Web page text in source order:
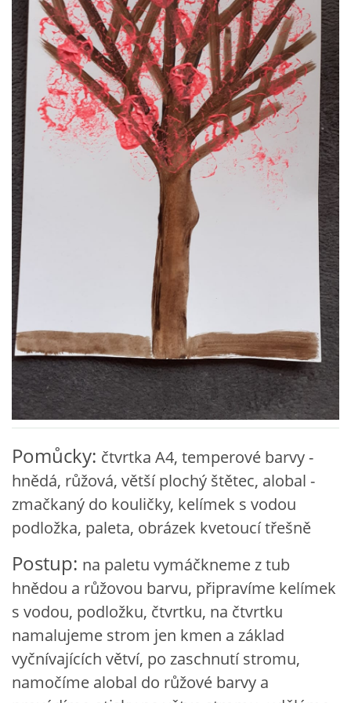
VZDĚLÁVACÍ BLOK ZÁŘÍ
VZDĚLÁVACÍ BLOK ŘÍJEN
VZDĚLÁVACÍ BLOK LISTOPAD
VZDĚLÁVACÍ BLOK PROSINEC
VZDĚLÁVACÍ BLOK LEDEN
VZDĚLÁVACÍ BLOK ÚNOR
VZDĚLÁVACÍ BLOK BŘEZEN
VZDĚLÁVACÍ BLOK DUBEN
VÝTVARNÉ TECHNIKY
VÝTVARNÉ POMŮCKY
VÝTVARNÉ AKTIVITY - JARO
VÝTVARNÉ AKTIVITY - LÉTO
VÝTVARNÉ AKTIVITY - PODZIM
VÝTVARNÉ AKTIVITY - ZIMA
Pomůcky: čtvrtka A4, temperové barvy -
hnědá, růžová, větší plochý štětec, alobal -
zmačkaný do kouličky, kelímek s vodou
podložka, paleta, obrázek kvetoucí třešně
Postup: na paletu vymáčkneme z tub
hnědou a růžovou barvu, připravíme kelímek
s vodou, podložku, čtvrtku, na čtvrtku
namalujeme strom jen kmen a základ
vyčnívajících větví, po zaschnutí stromu,
namočíme alobal do růžové barvy a